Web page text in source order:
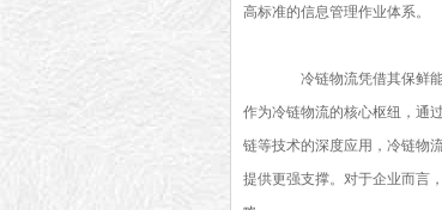
高标准的信息管理作业体系。
冷链物流凭借其保鲜能
作为冷链物流的核心枢纽，通
链等技术的深度应用，冷链物
提供更强支撑。对于企业而言